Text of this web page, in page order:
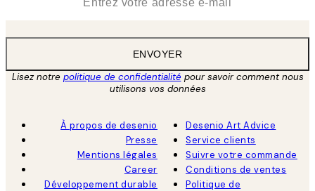
ENVOYER
Lisez notre politique de confidentialitépour savoir comment nous
utilisons vos données
À propos de desenio
Presse
Mentions légales
Career
Développement durable
Desenio Art Advice
Service clients
Suivre votre commande
Conditions de ventes
Politique de